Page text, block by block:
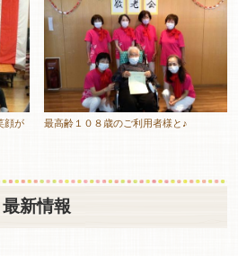
顔が
最高齢１０８歳のご利用者様と♪
最新情報